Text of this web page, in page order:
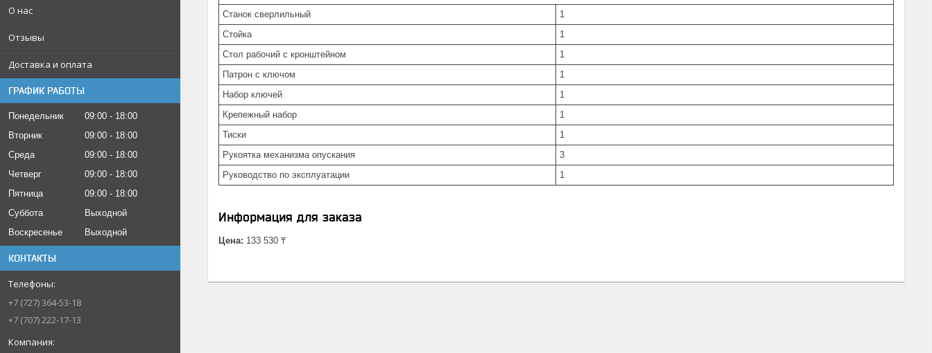
О нас
Отзывы
Доставка и оплата
ГРАФИК РАБОТЫ
Понедельник 09:00
18:00
Вторник
09:00
18:00
Среда
09:00
18:00
Четверг
09:00
18:00
Пятница
09:00
18:00
Суббота
Выходной
Воскресенье
Выходной
КОНТАКТЫ
+7 (727) 364-53-18
+7 (707) 222-17-13
Станок сверлильный
1
Стойка
1
Стол рабочий с кронштейном
1
Патрон с ключом
1
Набор ключей
1
Крепежный набор
1
Тиски
1
Рукоятка механизма опускания
3
Руководство по эксплуатации
1
Информация для заказа
Цена: 133 530 ₸